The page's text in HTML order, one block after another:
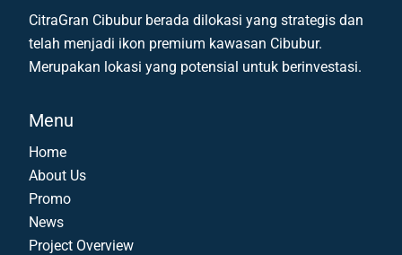
CitraGran Cibubur berada dilokasi yang strategis dan
telah menjadi ikon premium kawasan Cibubur.
Merupakan lokasi yang potensial untuk berinvestasi.
Menu
Home
About Us
Promo
News
Project Overview